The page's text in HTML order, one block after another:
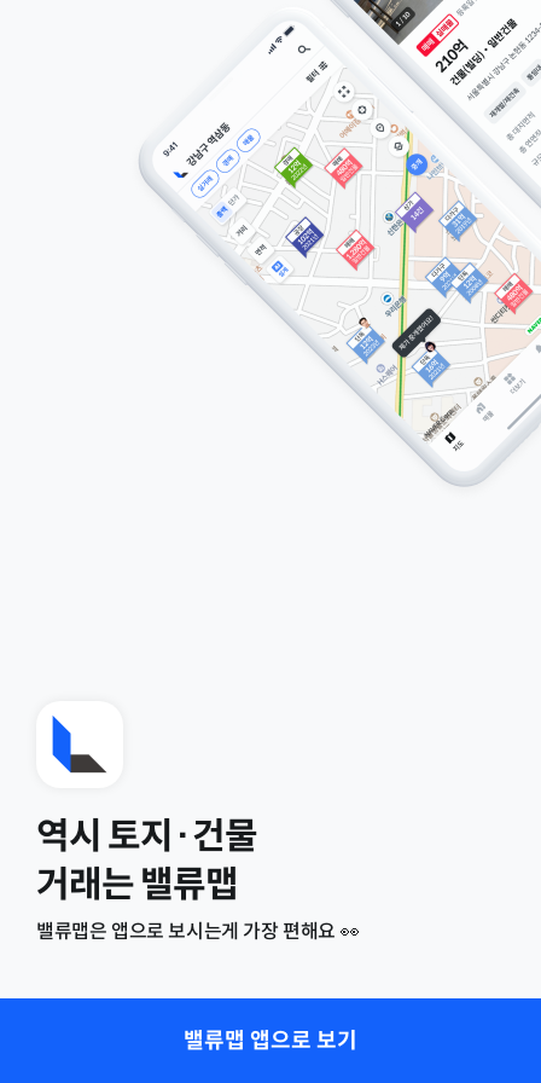
역시 토지·건물
거래는 밸류맵
밸류맵은 앱으로 보시는게 가장 편해요 👀
밸류맵 앱으로 보기